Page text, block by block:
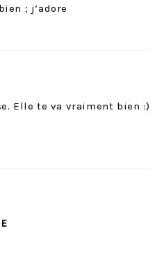
; j’adore
Elle te va vraiment bien :)